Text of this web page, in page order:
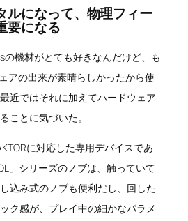
ルになって、物理フィー
要になる
機材がとても好きなんだけど、も
アの出来が素晴らしかったから使
近ではそれに加えてハードウェア
ことに気づいた。
に対応した専用デバイスであ
」シリーズのノブは、触っていて
込み式のノブも便利だし、回した
ク感が、プレイ中の細かなパラメ